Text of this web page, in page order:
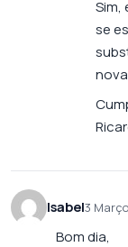
Sim,
se
Isabel3
Bom dia,